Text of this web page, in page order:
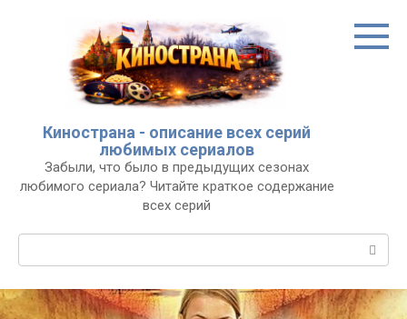
Кинострана - описание всех серий
любимых сериалов
Забыли, что было в предыдущих сезонах
любимого сериала? Читайте краткое содержание
всех серий